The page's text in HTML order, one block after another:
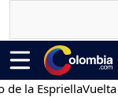
EspriellaVuelta a